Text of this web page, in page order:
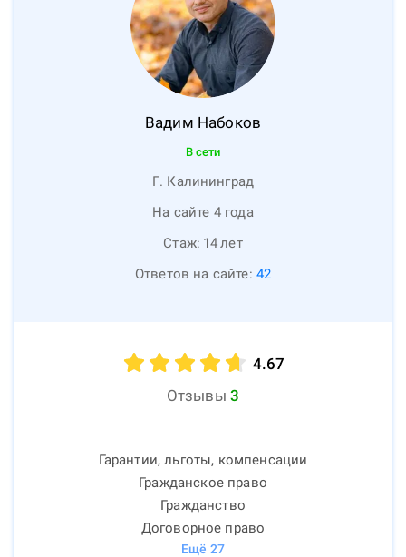
Вадим Набоков
В сети
Г. Калининград
На сайте 4 года
Стаж: 14лет
Ответов на сайте: 42
4.67
Отзывы 3
Гарантии, льготы, компенсации
Гражданское право
Гражданство
Договорное право
Ещё 27